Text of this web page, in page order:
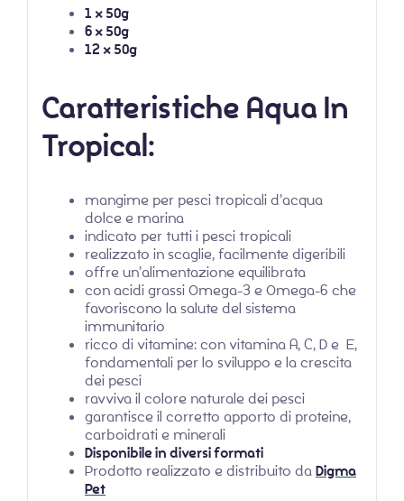
1 x 50g
6 x 50g
12 x 50g
Caratteristiche Aqua In
Tropical:
mangime per pesci tropicali d’acqua
dolce e marina
indicato per tutti i pesci tropicali
realizzato in scaglie, facilmente digeribili
offre un’alimentazione equilibrata
con acidi grassi Omega-3 e Omega-6 che
favoriscono la salute del sistema
immunitario
ricco di vitamine: con vitamina A, C, D e E,
fondamentali per lo sviluppo e la crescita
dei pesci
ravviva il colore naturale dei pesci
garantisce il corretto apporto di proteine,
carboidrati e minerali
Disponibile in diversi formati
Prodotto realizzato e distribuito daDigma
Pet